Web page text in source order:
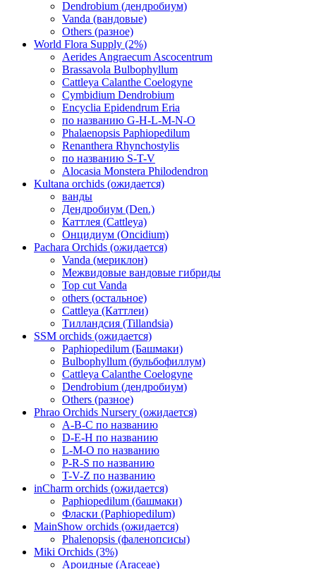
Dendrobium (дендробиум)
Vanda (вандовые)
Others (разное)
World Flora Supply (2%)
Aerides Angraecum Ascocentrum
Brassavola Bulbophyllum
Cattleya Calanthe Coelogyne
Cymbidium Dendrobium
Encyclia Epidendrum Eria
по названию G-H-L-M-N-O
Phalaenopsis Paphiopedilum
Renanthera Rhynchostylis
по названию S-T-V
Alocasia Monstera Philodendron
Kultana orchids (ожидается)
ванды
Дендробиум (Den.)
Каттлея (Cattleya)
Онцидиум (Oncidium)
Pachara Orchids (ожидается)
Vanda (мериклон)
Межвидовые вандовые гибриды
Top cut Vanda
others (остальное)
Cattleya (Каттлеи)
Тилландсия (Tillandsia)
SSM orchids (ожидается)
Paphiopedilum (Башмаки)
Bulbophyllum (бульбофиллум)
Cattleya Calanthe Coelogyne
Dendrobium (дендробиум)
Others (разное)
Phrao Orchids Nursery (ожидается)
A-B-C по названию
D-E-H по названию
L-M-O по названию
P-R-S по названию
T-V-Z по названию
inCharm orchids (ожидается)
Paphiopedilum (башмаки)
Фласки (Paphiopedilum)
MainShow orchids (ожидается)
Phalenopsis (фаленопсисы)
Miki Orchids (3%)
Ароидные (Araceae)